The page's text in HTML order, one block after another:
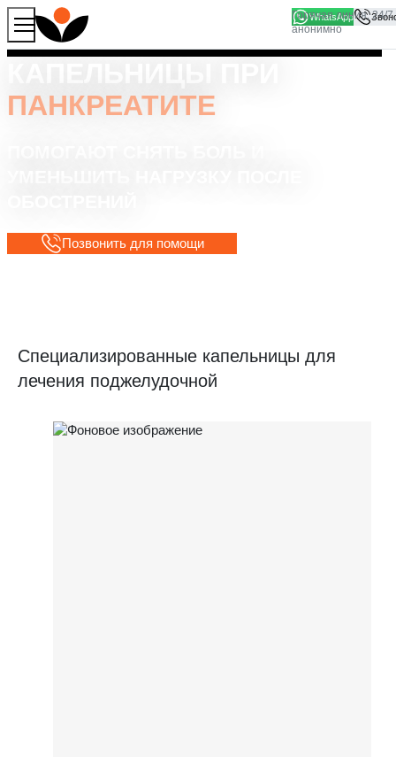
WhatsApp
ПАНКРЕАТИТЕ
Позвонить для помощи
Специализированные капельницы для
лечения поджелудочной
Продолжая работу с сайтом, вы соглашаетесь на то, что
мы используем файлы
Хорошо